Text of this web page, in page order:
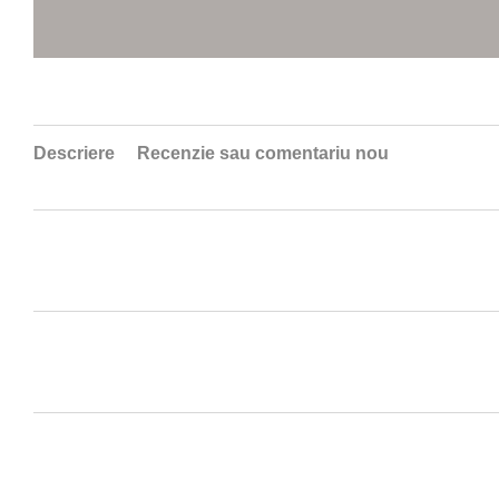
Descriere Recenzie sau comentariu nou